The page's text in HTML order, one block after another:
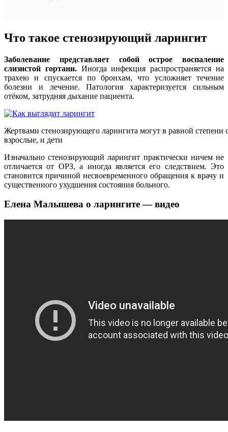
Что такое стенозирующий ларингит
Заболевание представляет собой острое воспаление
слизистой гортани.Иногда инфекция распространяется на
трахею и спускается по бронхам, что усложняет течение
болезни и лечение. Патология характеризуется сильным
отёком, затрудняя дыхание пациента.
Жертвами стенозирующего ларингита могут в равной степени
взрослые, и дети
Изначально стенозирующий ларингит практически ничем не
отличается от ОРЗ, а иногда является его следствием. Это
становится причиной несвоевременного обращения к врачу и
существенного ухудшения состояния больного.
Елена Малышева о ларингите — видео